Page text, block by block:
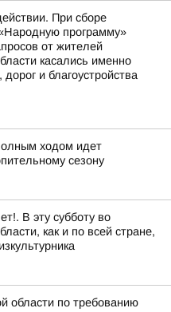
При сборе
программу»
от жителей
касались именно
и благоустройства
ходом идет
сезону
В эту субботу во
как и по всей стране,
области по требованию